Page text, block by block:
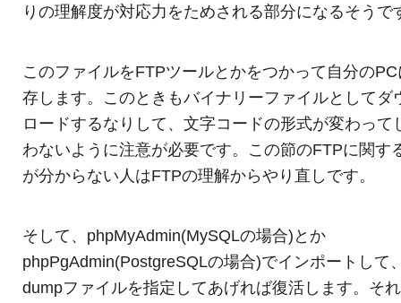
りの理解度が対応力をためされる部分になるそうで
このファイルをFTPツールとかをつかって自分の
存します。このときもバイナリーファイルとしてダ
ロードするなりして、文字コードの形式が変わって
わないように注意が必要です。この節のFTPに関す
が分からない人はFTPの理解からやり直しです。
そして、phpMyAdmin(MySQLの場合)とか
phpPgAdmin(PostgreSQLの場合)でインポートして
dumpファイルを指定してあげれば復活します。そ